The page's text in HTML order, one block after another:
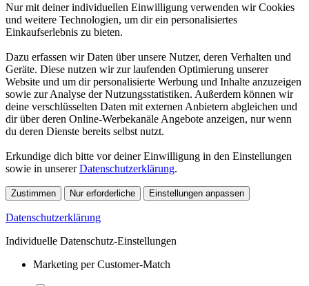
Nur mit deiner individuellen Einwilligung verwenden wir Cookies
und weitere Technologien, um dir ein personalisiertes
Einkaufserlebnis zu bieten.
Dazu erfassen wir Daten über unsere Nutzer, deren Verhalten und
Geräte. Diese nutzen wir zur laufenden Optimierung unserer
Website und um dir personalisierte Werbung und Inhalte anzuzeigen
sowie zur Analyse der Nutzungsstatistiken. Außerdem können wir
deine verschlüsselten Daten mit externen Anbietern abgleichen und
dir über deren Online-Werbekanäle Angebote anzeigen, nur wenn
du deren Dienste bereits selbst nutzt.
Erkundige dich bitte vor deiner Einwilligung in den Einstellungen
sowie in unsererDatenschutzerklärung.
Zustimmen Nur erforderliche Einstellungen anpassen
Datenschutzerklärung
Individuelle Datenschutz-Einstellungen
Marketing per Customer-Match